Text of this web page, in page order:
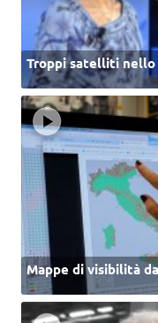
Troppi satelliti nello
Mappe di visibilità